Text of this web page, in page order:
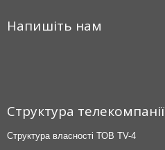
Напишіть нам
Структура телекомпанії
Структура власності ТОВ TV-4